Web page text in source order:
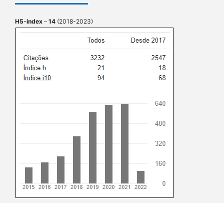
H5-index – 14 (2018-2023)